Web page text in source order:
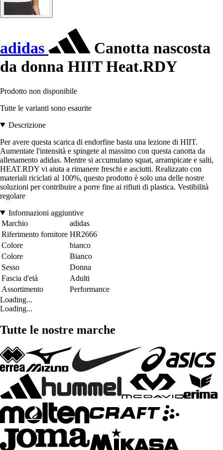
adidas
Canotta nascosta
da donna HIIT Heat.RDY
Prodotto non disponibile
Tutte le varianti sono esaurite
Descrizione
Per avere questa scarica di endorfine basta una lezione di HIIT.
Aumentate l'intensità e spingete al massimo con questa canotta da
allenamento adidas. Mentre si accumulano squat, arrampicate e salti,
HEAT.RDY vi aiuta a rimanere freschi e asciutti. Realizzato con
materiali riciclati al 100%, questo prodotto è solo una delle nostre
soluzioni per contribuire a porre fine ai rifiuti di plastica. Vestibilità
regolare
Informazioni aggiuntive
Marchio
adidas
Riferimento fornitore HR2666
Colore
bianco
Colore
Bianco
Sesso
Donna
Fascia d'età
Adulti
Assortimento
Performance
Loading...
Loading...
Tutte le nostre marche